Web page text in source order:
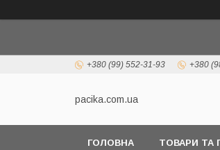
+380 (99) 552-31-93 +380
pacika.com.ua
ГОЛОВНА ТОВАРИ ТА